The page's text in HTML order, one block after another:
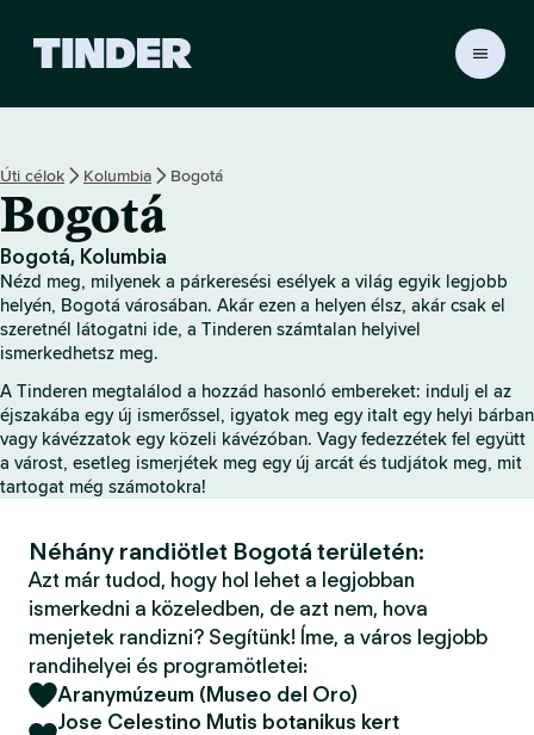
r
d
ő
o
a
l
Úti célok Kolumbia Bogotá
Bogotá
Bogotá, Kolumbia
Nézd meg, milyenek a párkeresési esélyek a világ egyik legjobb
helyén, Bogotá városában. Akár ezen a helyen élsz, akár csak el
szeretnél látogatni ide, a Tinderen számtalan helyivel
ismerkedhetsz meg.
A Tinderen megtalálod a hozzád hasonló embereket: indulj el az
éjszakába egy új ismerőssel, igyatok meg egy italt egy helyi bárban
vagy kávézzatok egy közeli kávézóban. Vagy fedezzétek fel együtt
a várost, esetleg ismerjétek meg egy új arcát és tudjátok meg, mit
tartogat még számotokra!
Néhány randiötlet Bogotá területén:
Azt már tudod, hogy hol lehet a legjobban
ismerkedni a közeledben, de azt nem, hova
menjetek randizni? Segítünk! Íme, a város legjobb
randihelyei és programötletei:
Aranymúzeum (Museo del Oro)
Jose Celestino Mutis botanikus kert